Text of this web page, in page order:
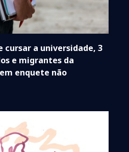
cursar a universidade, 3
e migrantes da
enquete não